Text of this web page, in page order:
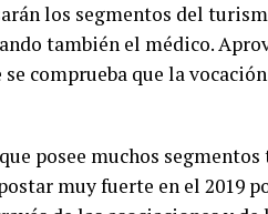
los segmentos del
también el médico.
comprueba que la
posee muchos
muy fuerte en el 2019